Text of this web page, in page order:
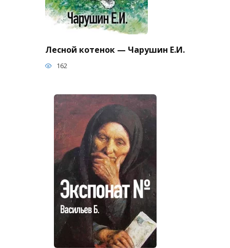
Лесной котенок — Чарушин Е.И.
162